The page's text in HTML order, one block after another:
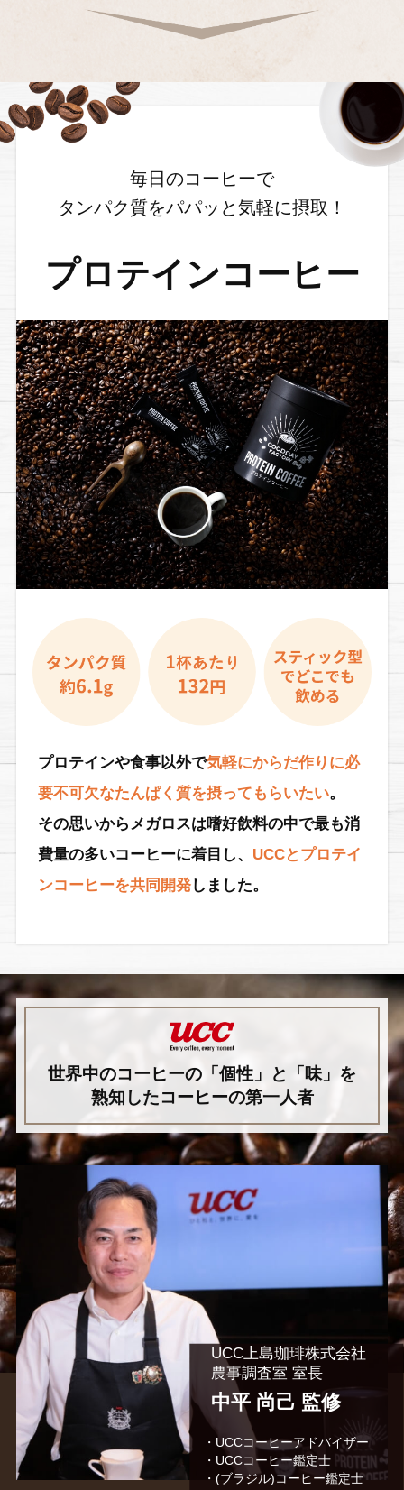
毎日のコーヒーで
タンパク質をパパッと気軽に摂取！
プロテインコーヒー
プロテインや食事以外で気軽にからだ作りに必
要不可欠なたんぱく質を摂ってもらいたい。
その思いからメガロスは嗜好飲料の中で最も消
費量の多いコーヒーに着目し、 UCCとプロテイ
ンコーヒーを共同開発しました。
世界中のコーヒーの「個性」と「味」を
熟知したコーヒーの第一人者
UCC上島珈琲株式会社
農事調査室 室長
中平 尚己 監修
・UCCコーヒーアドバイザー
・UCCコーヒー鑑定士
・(ブラジル)コーヒー鑑定士